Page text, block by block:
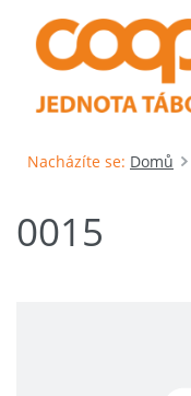
Nacházíte se: Domů
0015